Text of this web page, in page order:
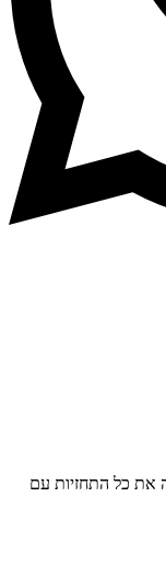
את כל התחזיות עם